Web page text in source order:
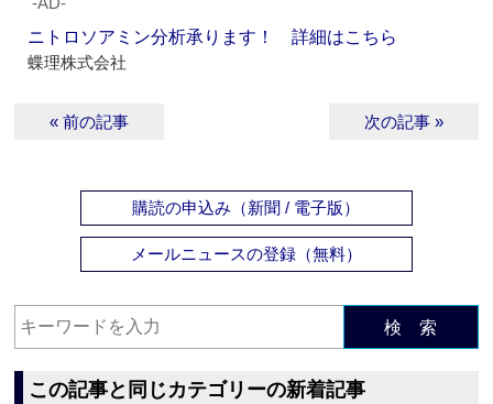
ニトロソアミン分析承ります！ 詳細はこちら
蝶理株式会社
« 前の記事 次の記事 »
購読の申込み（新聞 / 電子版）
メールニュースの登録（無料）
検 索
この記事と同じカテゴリーの新着記事